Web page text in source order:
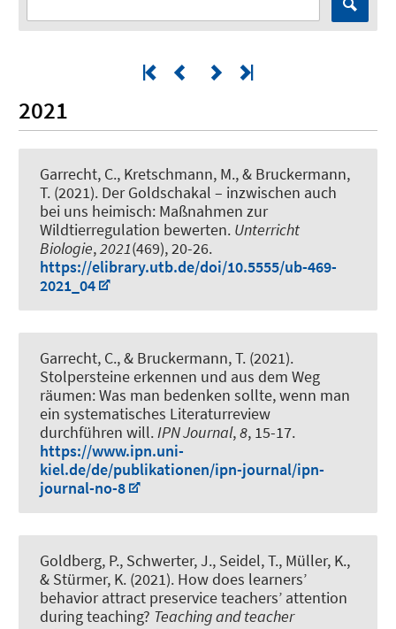
2021
Garrecht, C., Kretschmann, M., & Bruckermann,
T. (2021). Der Goldschakal – inzwischen auch
bei uns heimisch: Maßnahmen zur
Wildtierregulation bewerten. Unterricht
Biologie,2021(469), 20-26.
https://elibrary.utb.de/doi/10.5555/ub-469-
2021_04
Garrecht, C., & Bruckermann, T. (2021).
Stolpersteine erkennen und aus dem Weg
räumen: Was man bedenken sollte, wenn man
ein systematisches Literaturreview
durchführen will.IPN Journal,8, 15-17.
https://www.ipn.uni-
kiel.de/de/publikationen/ipn-journal/ipn-
journal-no-8
Goldberg, P., Schwerter, J., Seidel, T., Müller, K.,
& Stürmer, K. (2021). How does learners’
behavior attract preservice teachers’ attention
during teaching? Teaching and teacher